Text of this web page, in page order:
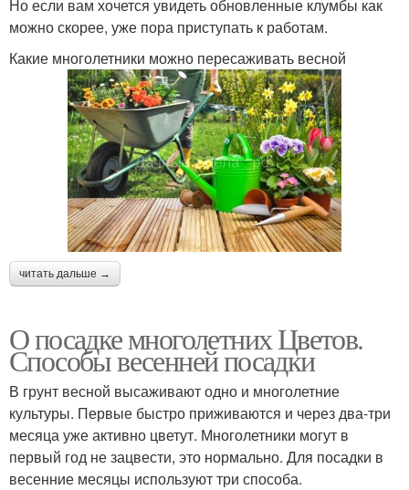
Но если вам хочется увидеть обновленные клумбы как
можно скорее, уже пора приступать к работам.
Какие многолетники можно пересаживать весной
читать дальше →
О посадке многолетних Цветов.
Способы весенней посадки
В грунт весной высаживают одно и многолетние
культуры. Первые быстро приживаются и через два-три
месяца уже активно цветут. Многолетники могут в
первый год не зацвести, это нормально. Для посадки в
весенние месяцы используют три способа.